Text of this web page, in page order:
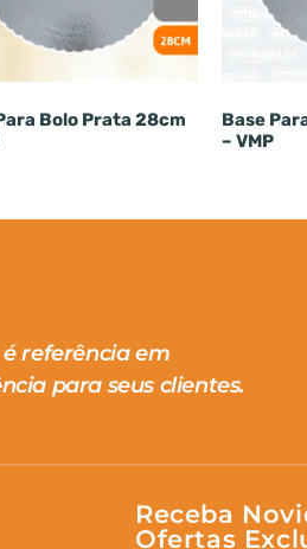
Bolo Prata 28cm
Base
– VMP
referência em
para seus clientes.
Receba
Ofertas